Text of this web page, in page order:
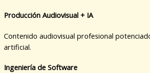
Producción Audiovisual + IA
Contenido audiovisual profesional
artificial.
Ingeniería de Software